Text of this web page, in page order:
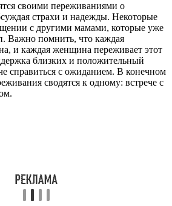
своими переживаниями о
страхи и надежды. Некоторые
с другими мамами, которые уже
Важно помнить, что каждая
и каждая женщина переживает этот
близких и положительный
справиться с ожиданием. В конечном
сводятся к одному: встрече с